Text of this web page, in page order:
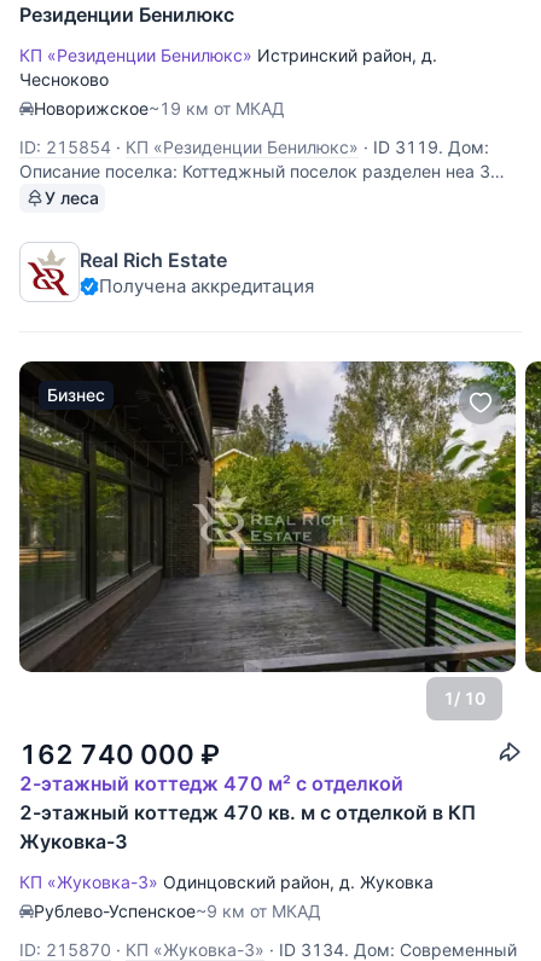
Резиденции Бенилюкс
КП «Резиденции Бенилюкс» Истринский район, д.
Чесноково
Новорижское~19 км от МКАД
ID: 215854 · КП «Резиденции Бенилюкс» · ID 3119. Дом:
Описание поселка: Коттеджный поселок разделен неа 3
района с собственной тематикой и архитектурным стилем:
120 Га расположено около 250 строений, площадью от 250
до 3000 м2.
У леса
Real Rich Estate
Получена аккредитация
Бизнес
1/ 10
162 740 000 ₽
2-этажный коттедж 470 м² с отделкой
2-этажный коттедж 470 кв. м с отделкой в КП
Жуковка-3
КП «Жуковка-3» Одинцовский район, д. Жуковка
Рублево-Успенское~9 км от МКАД
ID: 215870 · КП «Жуковка-3» · ID 3134. Дом: Современный